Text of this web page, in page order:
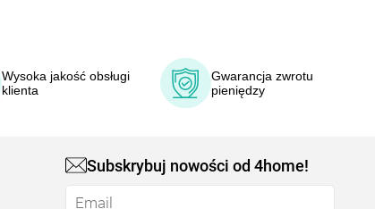
Wysoka jakość obsługi
klienta
Gwarancja zwrotu
pieniędzy
Subskrybuj nowości od 4home!